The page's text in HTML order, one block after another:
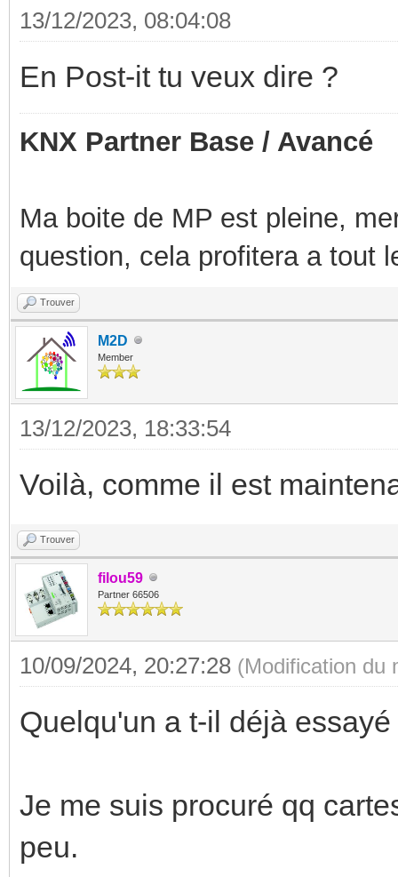
13/12/2023, 08:04:08
En Post-it tu veux dire ?
KNX Partner Base / Avancé
Ma boite de MP est pleine,
question, cela profitera a tout
Trouver
M2D
Member
13/12/2023, 18:33:54
Voilà, comme il est
Trouver
filou59
Partner 66506
10/09/2024, 20:27:28 (Modification du
Quelqu'un a t-il déjà
Je me suis procuré qq
peu.